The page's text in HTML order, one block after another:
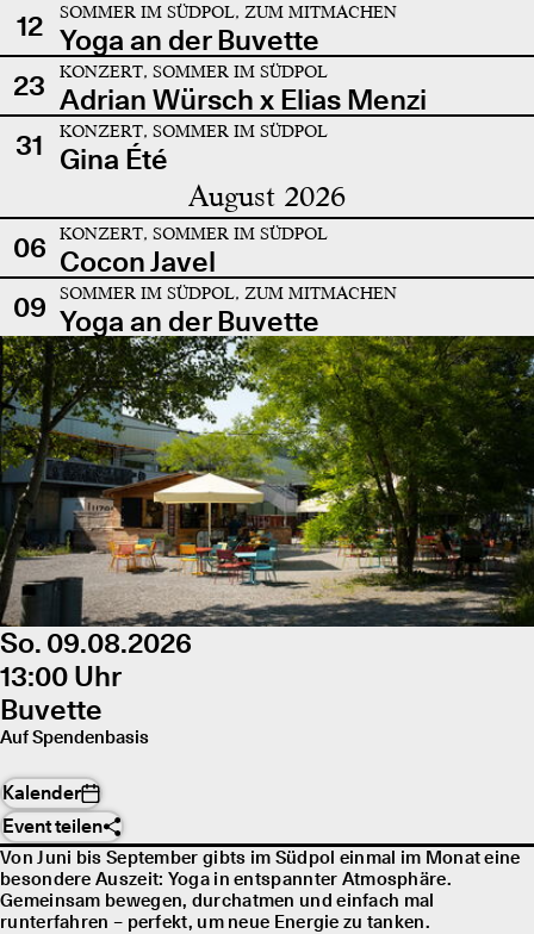
12 SOMMER IM SÜDPOL, ZUM MITMACHEN
Yoga an der Buvette
23
KONZERT, SOMMER IM SÜDPOL
Adrian Würsch x Elias Menzi
31
KONZERT, SOMMER IM SÜDPOL
Gina Été
August 2026
06 KONZERT, SOMMER IM SÜDPOL
Cocon Javel
09
SOMMER IM SÜDPOL, ZUM MITMACHEN
Yoga an der Buvette
So. 09.08.2026
13:00 Uhr
Buvette
Auf Spendenbasis
Kalender
Event teilen
Von Juni bis September gibts im Südpol einmal im Monat eine
besondere Auszeit: Yoga in entspannter Atmosphäre.
Gemeinsam bewegen, durchatmen und einfach mal
runterfahren – perfekt, um neue Energie zu tanken.